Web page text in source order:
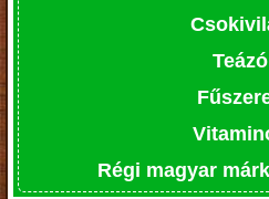
Teázó
Régi magyar